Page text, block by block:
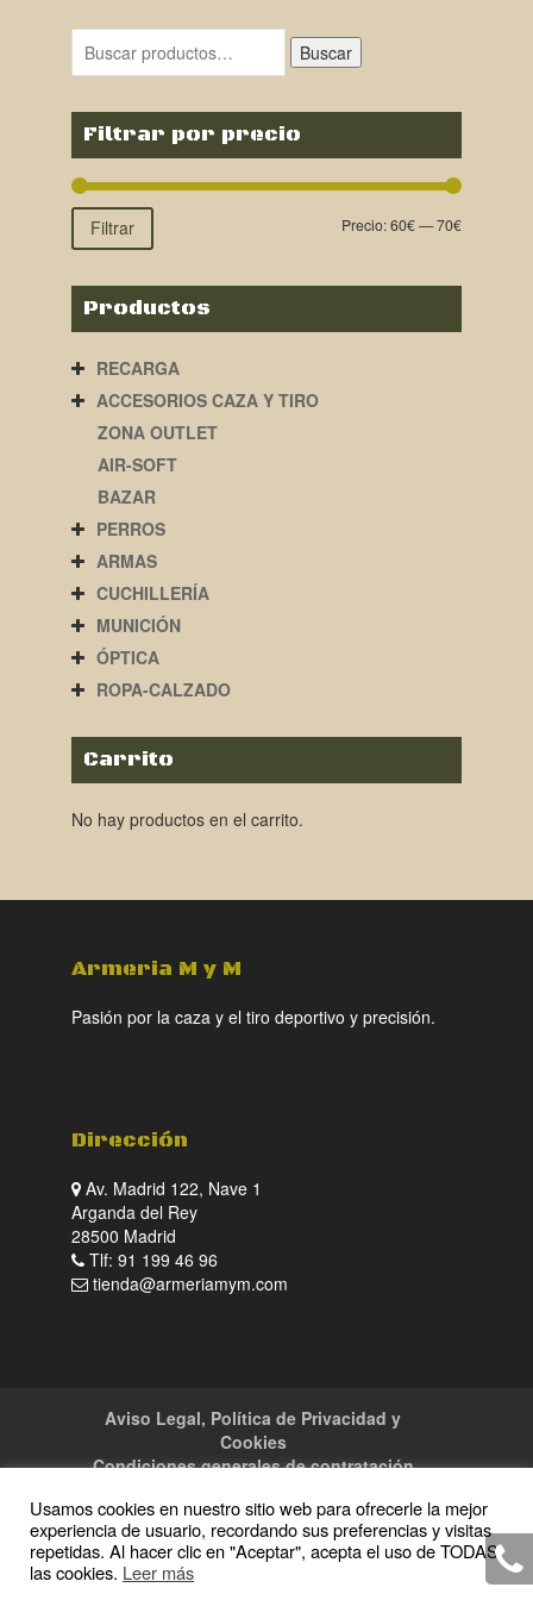
era:
79,00€.
es:
69,00€.
Buscar
Filtrar por precio
Filtrar Precio:60€—70€
Productos
RECARGA
ACCESORIOS CAZA Y TIRO
ZONA OUTLET
AIR-SOFT
BAZAR
PERROS
ARMAS
CUCHILLERÍA
MUNICIÓN
ÓPTICA
ROPA-CALZADO
Carrito
No hay productos en el carrito.
Armeria M y M
Pasión por la caza y el tiro deportivo y precisión.
Dirección
Av. Madrid 122, Nave 1
Arganda del Rey
28500 Madrid
Tlf: 91 199 46 96
tienda@armeriamym.com
Aviso Legal, Política de Privacidad y
Cookies
Condiciones generales de contratación
Usamos cookies en nuestro sitio web para ofrecerle la mejor
experiencia de usuario, recordando sus preferencias y visitas
repetidas. Al hacer clic en "Aceptar", acepta el uso de TODAS
las cookies. Leer más